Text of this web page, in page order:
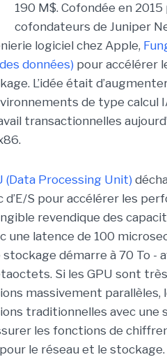
190 M$. Cofondée en
cofondateurs de Juniper
logiciel chez Apple,
données) pour accélérer
L’idée était
de type calcul
transactionnelles
(Data Processing Unit)
S pour accélérer les
revendique des
une latence de 100
démarre à 70 To
Si les GPU sont
massivement
traditionnelles avec une
les fonctions de
le réseau et le stockage.